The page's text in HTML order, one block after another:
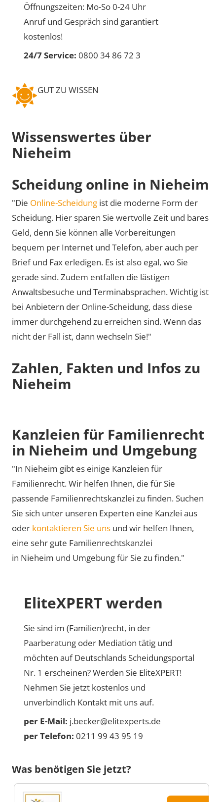
Öffnungszeiten: Mo-So 0-24 Uhr
Anruf und Gespräch sind garantiert
kostenlos!
24/7 Service: 0800 34 86 72 3
GUT ZU WISSEN
Wissenswertes über
Nieheim
Scheidung online in Nieheim
"Die Online-Scheidung ist die moderne Form der
Scheidung. Hier sparen Sie wertvolle Zeit und bares
Geld, denn Sie können alle Vorbereitungen
bequem per Internet und Telefon, aber auch per
Brief und Fax erledigen. Es ist also egal, wo Sie
gerade sind. Zudem entfallen die lästigen
Anwaltsbesuche und Terminabsprachen. Wichtig ist
bei Anbietern der Online-Scheidung, dass diese
immer durchgehend zu erreichen sind. Wenn das
nicht der Fall ist, dann wechseln Sie!"
Zahlen, Fakten und Infos zu
Nieheim
Kanzleien für Familienrecht
in Nieheim und Umgebung
"In Nieheim gibt es einige Kanzleien für
Familienrecht. Wir helfen Ihnen, die für Sie
passende Familienrechtskanzlei zu finden. Suchen
Sie sich unter unseren Experten eine Kanzlei aus
oder kontaktieren Sie uns und wir helfen Ihnen,
eine sehr gute Familienrechtskanzlei
in Nieheim und Umgebung für Sie zu finden."
EliteXPERT werden
Sie sind im (Familien)recht, in der
Paarberatung oder Mediation tätig und
möchten auf Deutschlands Scheidungsportal
Nr. 1 erscheinen? Werden Sie EliteXPERT!
Nehmen Sie jetzt kostenlos und
unverbindlich Kontakt mit uns auf.
per E-Mail: j.becker@elitexperts.de
per Telefon: 0211 99 43 95 19
Was benötigen Sie jetzt?